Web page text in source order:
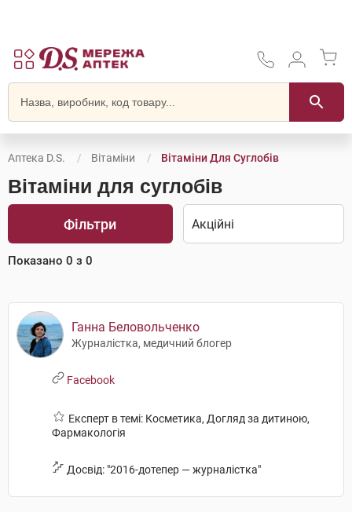
Аптека D.S. Вітаміни Вітаміни Для Суглобів
Вітаміни для суглобів
Фільтри
Показано 0 з 0
Ганна Беловольченко
Журналістка, медичний блогер
Facebook
Експерт в темі: Косметика, Догляд за дитиною,
Фармакологія
Досвід: "2016-дотепер — журналістка"